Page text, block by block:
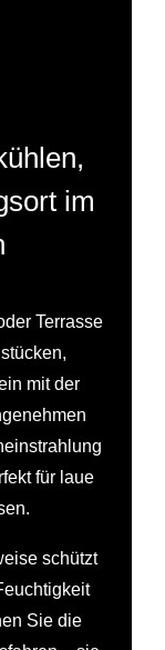
im
Terrasse
mit der
für laue
schützt
Sie die